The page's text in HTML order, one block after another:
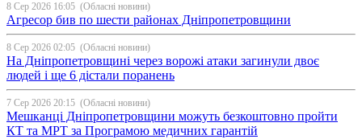
8 Сер 2026 16:05 (Обласні новини)
Агресор бив по шести районах Дніпропетровщини
8 Сер 2026 02:05 (Обласні новини)
На Дніпропетровщині через ворожі атаки загинули двоє
людей і ще 6 дістали поранень
7 Сер 2026 20:15 (Обласні новини)
Мешканці Дніпропетровщини можуть безкоштовно пройти
КТ та МРТ за Програмою медичних гарантій